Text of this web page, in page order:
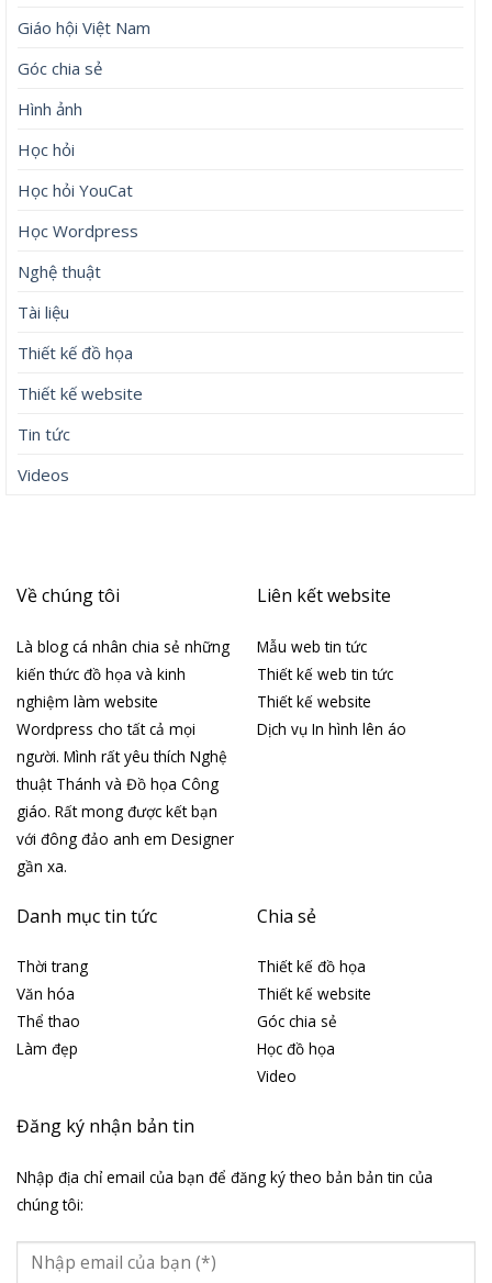
Giáo hội Việt Nam
Góc chia sẻ
Hình ảnh
Học hỏi
Học hỏi YouCat
Học Wordpress
Nghệ thuật
Tài liệu
Thiết kế đồ họa
Thiết kế website
Tin tức
Videos
Về chúng tôi
Là blog cá nhân chia sẻ những
kiến thức đồ họa và kinh
nghiệm làm website
Wordpress cho tất cả mọi
người. Mình rất yêu thích Nghệ
thuật Thánh và Đồ họa Công
giáo. Rất mong được kết bạn
với đông đảo anh em Designer
gần xa.
Liên kết website
Mẫu web tin tức
Thiết kế web tin tức
Thiết kế website
Dịch vụ In hình lên áo
Danh mục tin tức
Thời trang
Văn hóa
Thể thao
Làm đẹp
Chia sẻ
Thiết kế đồ họa
Thiết kế website
Góc chia sẻ
Học đồ họa
Video
Đăng ký nhận bản tin
Nhập địa chỉ email của bạn để đăng ký theo bản bản tin của
chúng tôi: